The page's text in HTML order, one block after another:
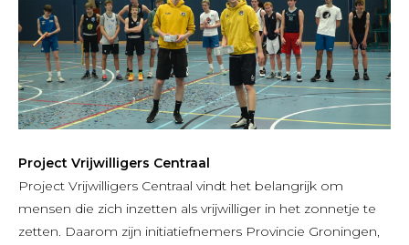
Project Vrijwilligers Centraal
Project Vrijwilligers Centraal vindt het belangrijk om
mensen die zich inzetten als vrijwilliger in het zonnetje te
zetten. Daarom zijn initiatiefnemers Provincie Groningen,